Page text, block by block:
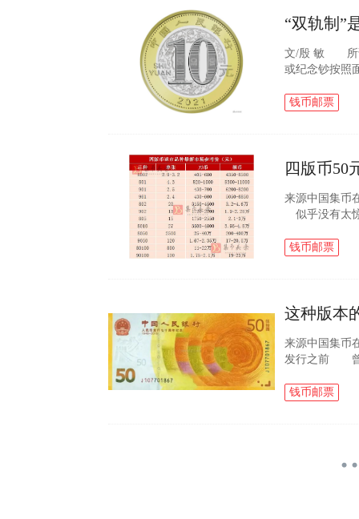
“双轨制”
文/殷 敏 所谓
或纪念钞按照
售。贺岁牛流
钱币邮票
四版币50
来源中国集
似乎没有太
这些币种近期
钱币邮票
这种版本
来源中国集
发行之前 曾
世，市场价格
钱币邮票